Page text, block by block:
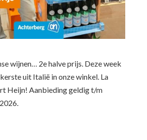
wijnen… 2e halve prijs. Deze week
uit Italië in onze winkel. La
Heijn! Aanbieding geldig t/m